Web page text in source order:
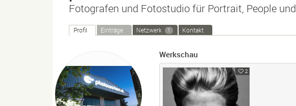
Fotografen und Fotostudio für Portrait, People
Profil Einträge Netzwerk 1 Kontakt
Werkschau
2